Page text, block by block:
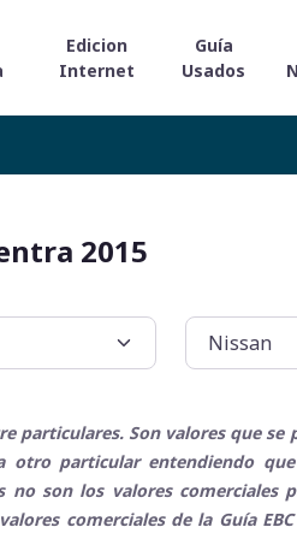
Edicion
Internet
Guía
Usados
2015
particulares. Son valores que se
otro particular entendiendo
son los valores comerciales
comerciales de la Guía